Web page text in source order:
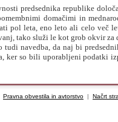
predsednika republike
domačimi in
pol leta, eno leto ali celo več
tako služi le kot grob okvir za
tudi navedba, da naj bi
ker so bili uporabljeni podatki
Pravna obvestila in avtorstvo | Načrt